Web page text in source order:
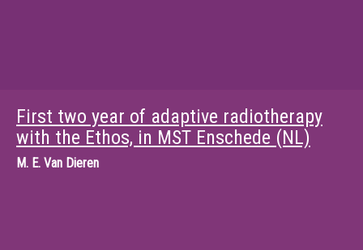
First two year of adaptive radiotherapy
with the Ethos, in MST Enschede (NL)
M. E. Van Dieren